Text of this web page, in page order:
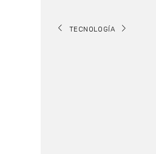
TECNOLOGÍA